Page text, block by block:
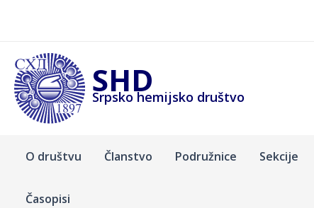
SHD
Srpsko hemijsko društvo
O društvu Članstvo Podružnice Sekcije
Časopisi